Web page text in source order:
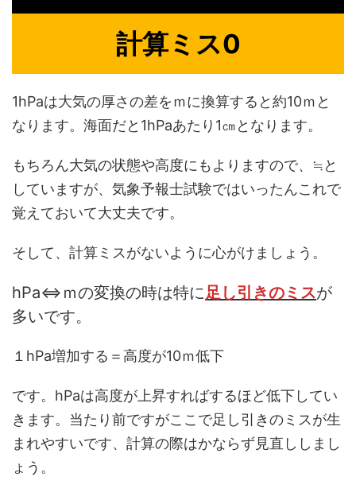
計算ミス0
1hPaは大気の厚さの差をｍに換算すると約10ｍと
なります。海面だと1hPaあたり1㎝となります。
もちろん大気の状態や高度にもよりますので、≒と
していますが、気象予報士試験ではいったんこれで
覚えておいて大丈夫です。
そして、計算ミスがないように心がけましょう。
hPa⇔ｍの変換の時は特に足し引きのミスが
多いです。
１hPa増加する＝高度が10ｍ低下
です。hPaは高度が上昇すればするほど低下してい
きます。当たり前ですがここで足し引きのミスが生
まれやすいです、計算の際はかならず見直ししまし
ょう。